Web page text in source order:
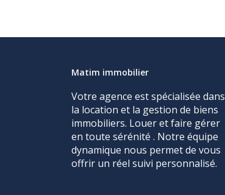
Matim immobilier
Votre agence est spécialisée dans
la location et la gestion de biens
immobiliers. Louer et faire gérer
en toute sérénité . Notre équipe
dynamique nous permet de vous
offrir un réel suivi personnalisé.